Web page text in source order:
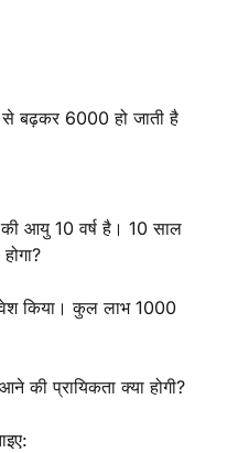
बढ़कर 6000 हो जाती है
आयु 10 वर्ष है। 10 साल
किया। कुल लाभ 1000
की प्रायिकता क्या होगी?